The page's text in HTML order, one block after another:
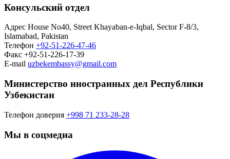
Консульский отдел
Адрес House No40, Street Khayaban-e-Iqbal, Sector F-8/3,
Islamabad, Pakistan
Телефон +92-51-226-47-46
Факс +92-51-226-17-39
E-mail uzbekembassy@gmail.com
Министерство иностранных дел Республики
Узбекистан
Телефон доверия +998 71 233-28-28
Мы в соцмедиа